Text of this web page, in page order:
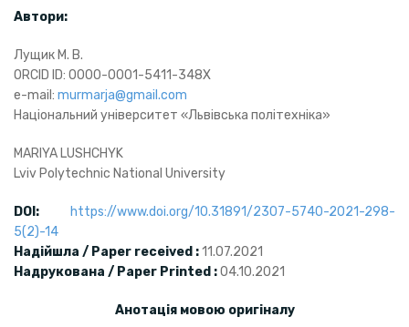
Автори:
Лущик М. В.
ORCID ID: 0000-0001-5411-348X
e-mail: murmarja@gmail.com
Національний університет «Львівська політехніка»
MARIYA LUSHCHYK
Lviv Polytechnic National University
DOI :
https://www.doi.org/10.31891/2307-5740-2021-298-
5(2)-14
Надійшла / Paper received :11.07.2021
Надрукована / Paper Printed :04.10.2021
Анотація мовою оригіналу